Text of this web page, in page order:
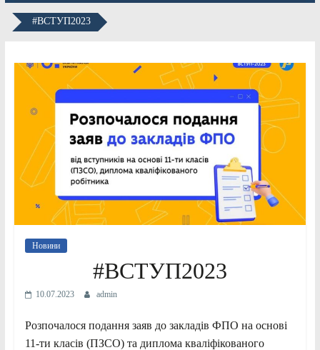
#ВСТУП2023
Новини
#ВСТУП2023
10.07.2023 admin
Розпочалося подання заяв до закладів ФПО на основі
11-ти класів (ПЗСО) та диплома кваліфікованого